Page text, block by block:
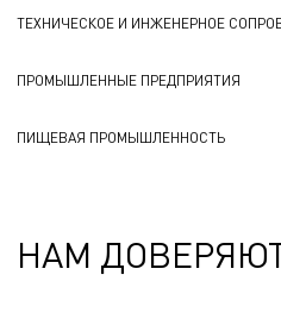
ТЕХНИЧЕСКОЕ И ИНЖЕНЕРНОЕ
ПРОМЫШЛЕННЫЕ ПРЕДПРИЯТИЯ
ПИЩЕВАЯ ПРОМЫШЛЕННОСТЬ
НАМ